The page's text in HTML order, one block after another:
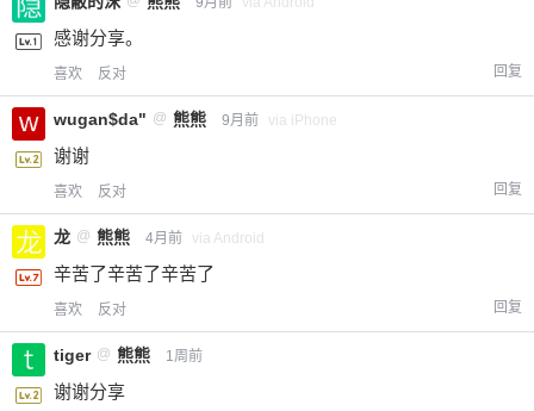
感谢分享。
喜欢 反对 回复
wugan$da" @ 熊熊 9月前 via iPhone
谢谢
喜欢 反对 回复
龙 @ 熊熊 4月前 via Android
辛苦了辛苦了辛苦了
喜欢 反对 回复
tiger @ 熊熊 1周前
谢谢分享